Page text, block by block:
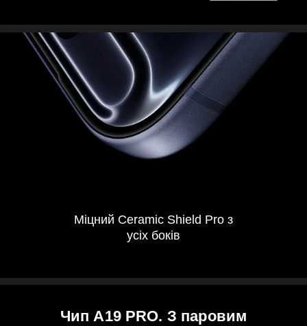
Міцний Ceramic Shield Pro з
усіх боків
Чип A19 PRO. З паровим